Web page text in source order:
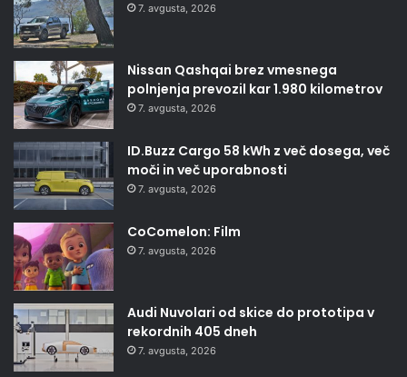
7. avgusta, 2026
Nissan Qashqai brez vmesnega
polnjenja prevozil kar 1.980 kilometrov
7. avgusta, 2026
ID.Buzz Cargo 58 kWh z več dosega, več
moči in več uporabnosti
7. avgusta, 2026
CoComelon: Film
7. avgusta, 2026
Audi Nuvolari od skice do prototipa v
rekordnih 405 dneh
7. avgusta, 2026